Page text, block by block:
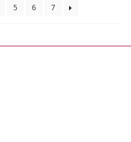
5 6 7